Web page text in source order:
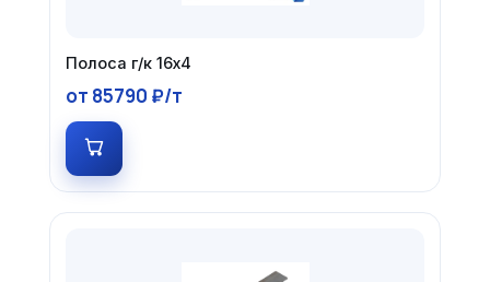
Полоса г/к 16х4
от 85790 ₽/т